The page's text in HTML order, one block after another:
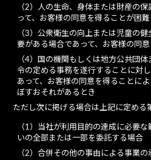
（2）人の生命、身体または財産の
って、お客様の同意を得ることが困
（3）公衆衛生の向上または児童の
要がある場合であって、お客様の同
（4）国の機関もしくは地方公共団
令の定める事務を遂行することに対
あって、お客様の同意を得ることに
ぼすおそれがあるとき
ただし次に掲げる場合は上記に定める
（1）当社が利用目的の達成に必要
いの全部または一部を委託する場合
（2）合併その他の事由による事業